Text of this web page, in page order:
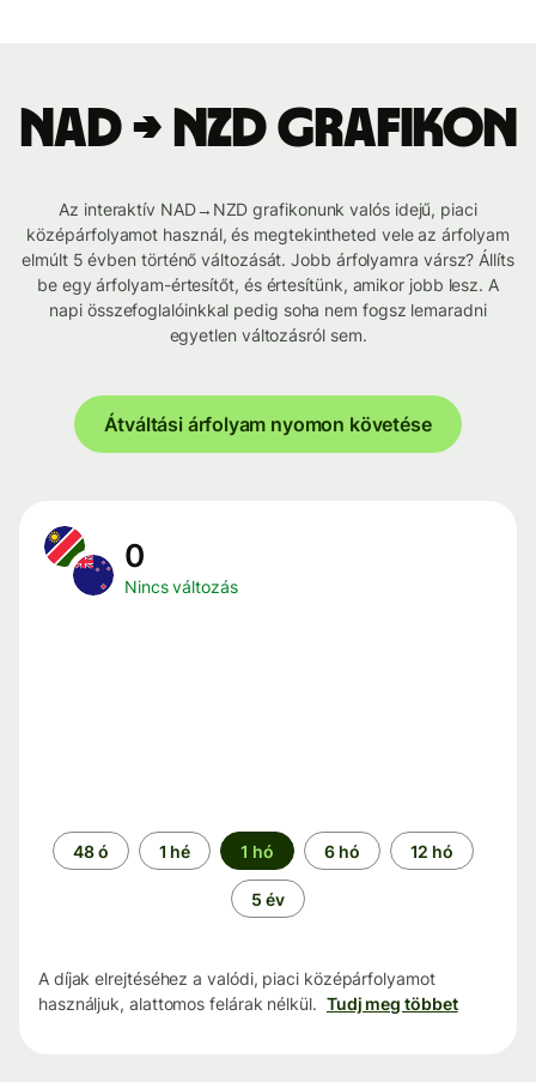
NAD → NZD grafikon
Az interaktív NAD→NZD grafikonunk valós idejű, piaci
középárfolyamot használ, és megtekintheted vele az árfolyam
elmúlt 5 évben történő változását. Jobb árfolyamra vársz? Állíts
be egy árfolyam-értesítőt, és értesítünk, amikor jobb lesz. A
napi összefoglalóinkkal pedig soha nem fogsz lemaradni
egyetlen változásról sem.
Átváltási árfolyam nyomon követése
0
Nincs változás
Időszak
48 ó 1 hé 1 hó 6 hó 12 hó
5 év
A díjak elrejtéséhez a valódi, piaci középárfolyamot
használjuk, alattomos felárak nélkül. Tudj meg többet